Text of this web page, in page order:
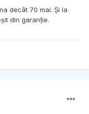
decât 70 mai. Și la
din garanție.